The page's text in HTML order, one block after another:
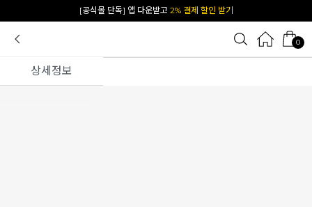
카카오 플친 추가하면1천원 즉시 할인 쿠폰
0
상세정보